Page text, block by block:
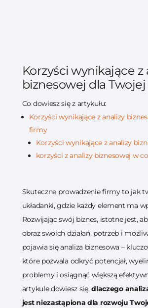
Korzyści wynikające z
biznesowej dla
Co dowiesz się z artykułu:
Korzyści wynikające z analizy
firmy
Korzyści wynikające z analizy
korzyści z analizy biznesowej w
Skuteczne prowadzenie firmy to jak
układanki, gdzie każdy element ma
Rozwijając swój biznes, istotne jest,
obraz swoich działań, potrzeb i
pojawia się analiza biznesowa –
które pozwala odkryć potencjał,
problemy i osiągnąć większą
artykule dowiesz się,dlaczego
jest niezastąpiona dla rozwoju